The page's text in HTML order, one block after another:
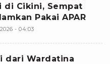
di Cikini, Sempat
Pakai APAR
- 04:03
dari Wardatina